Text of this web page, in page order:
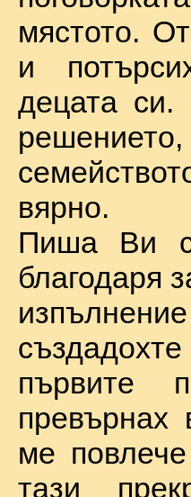
мястото.
и
децата
вярно.
Пиша Ви
благодаря
първите
превърнах
ме
тази